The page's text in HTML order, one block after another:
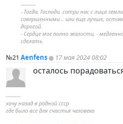
----------
- Тогда, Господи, сотри нас с лица
совершенными... или еще лучше,
дорогой.
- Сердце мое полно жалости, -
сделать.
№21 Aenfens 17 мая 2024 08:02
осталось
----------
хочу назад в родной ссср
где было все для счастья человека